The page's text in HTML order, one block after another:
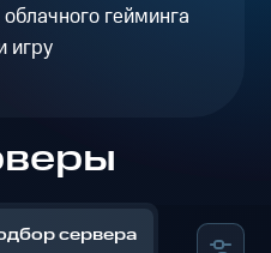
гейминга
игру
сервера